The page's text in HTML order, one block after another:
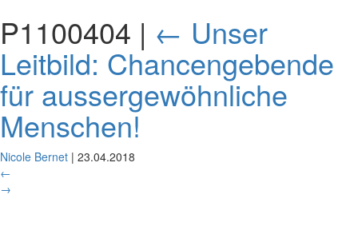
P1100404 | ← Unser
Leitbild: Chancengebende
für aussergewöhnliche
Menschen!
Nicole Bernet | 23.04.2018
←
→